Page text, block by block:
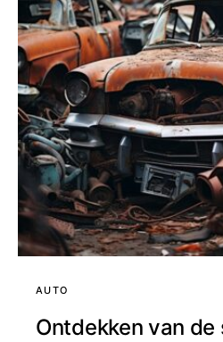
AUTO
Ontdekken van